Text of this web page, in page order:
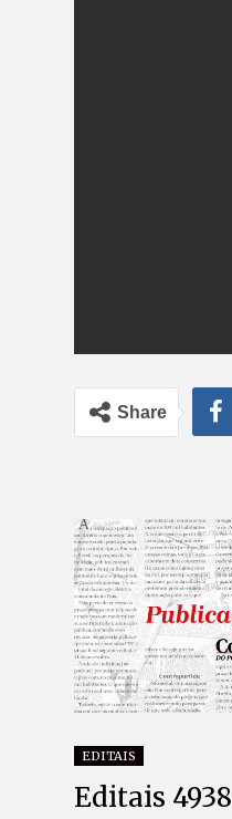
Share
EDITAIS
Editais 4938